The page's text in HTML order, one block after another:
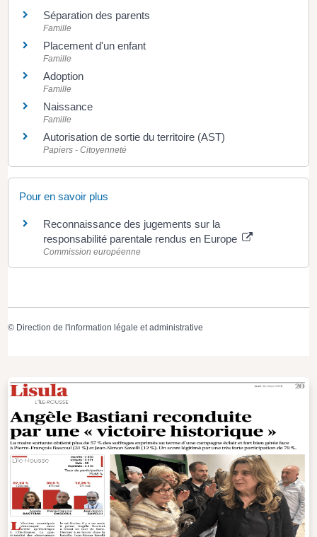
Séparation des parents
Famille
Placement d'un enfant
Famille
Adoption
Famille
Naissance
Famille
Autorisation de sortie du territoire (AST)
Papiers - Citoyenneté
Pour en savoir plus
Reconnaissance des jugements sur la
responsabilité parentale rendus en Europe
Commission européenne
© Direction de l'information légale et administrative